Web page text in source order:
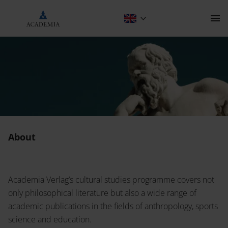
About
Programme
Anthropology
Scientific publishing
About
About
Academia Verlag’s cultural studies programme covers not
only philosophical literature but also a wide range of
academic publications in the fields of anthropology, sports
science and education.